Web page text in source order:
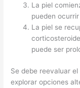
La piel
pueden
La piel se
puede ser
Se debe reevaluar
explorar opciones